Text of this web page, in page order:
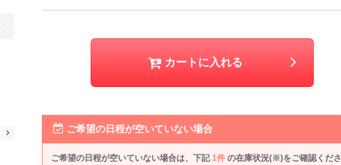
カートに入れる
ご希望の日程が空いていない場合
ご希望の日程が空いていない場合は、下記1件 の在庫状況(※)をご確認くださ